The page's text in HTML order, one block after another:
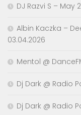
DJ Razvi S – May
Albin Kaczka –
03.04.2026
Mentol @
Dj Dark @ Radio
Dj Dark @ Radio